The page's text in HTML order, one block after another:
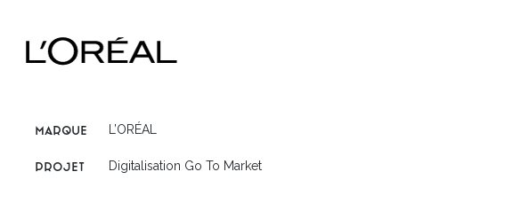
marque L’ORÉAL
projet Digitalisation Go To Market